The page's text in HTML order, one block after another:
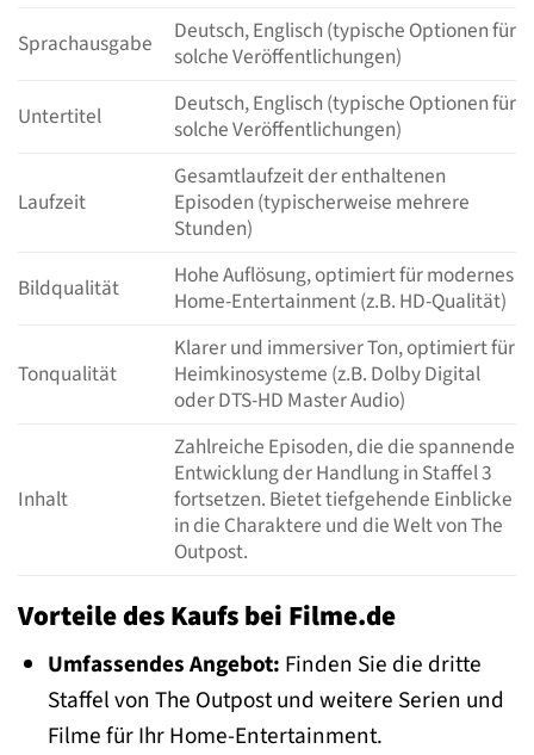
Sprachausgabe
Deutsch, Englisch (typische Optionen für
solche Veröffentlichungen)
Untertitel
Deutsch, Englisch (typische Optionen für
solche Veröffentlichungen)
Laufzeit
Gesamtlaufzeit der enthaltenen
Episoden (typischerweise mehrere
Stunden)
Bildqualität
Hohe Auflösung, optimiert für modernes
Home-Entertainment (z.B. HD-Qualität)
Tonqualität
Klarer und immersiver Ton, optimiert für
Heimkinosysteme (z.B. Dolby Digital
oder DTS-HD Master Audio)
Inhalt
Zahlreiche Episoden, die die spannende
Entwicklung der Handlung in Staffel 3
fortsetzen. Bietet tiefgehende Einblicke
in die Charaktere und die Welt von The
Outpost.
Vorteile des Kaufs bei Filme.de
Umfassendes Angebot: Finden Sie die dritte
Staffel von The Outpost und weitere Serien und
Filme für Ihr Home-Entertainment.